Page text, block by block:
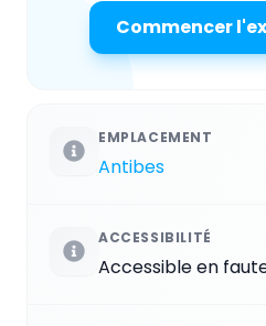
Commencer
EMPLACEMENT
Antibes
ACCESSIBILITÉ
Accessible en